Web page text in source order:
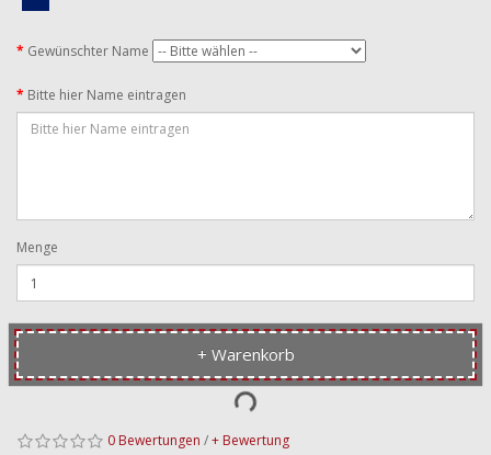
Gewünschter Name
Bitte hier Name eintragen
Menge
+ Warenkorb
0 Bewertungen /+ Bewertung